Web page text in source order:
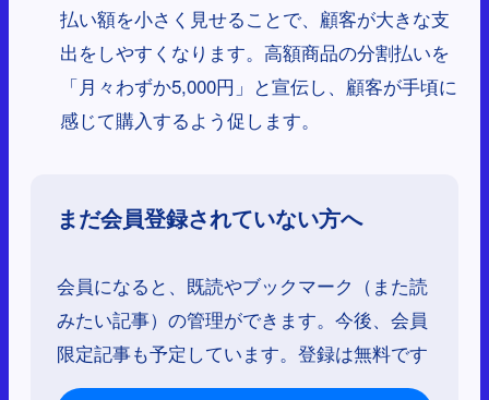
払い額を小さく見せることで、顧客が大きな支
出をしやすくなります。高額商品の分割払いを
「月々わずか5,000円」と宣伝し、顧客が手頃に
感じて購入するよう促します。
まだ会員登録されていない方へ
会員になると、既読やブックマーク（また読
みたい記事）の管理ができます。今後、会員
限定記事も予定しています。登録は無料です